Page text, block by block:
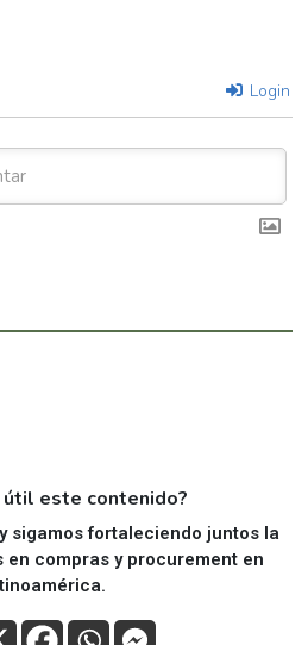
Login
útil este contenido?
sigamos fortaleciendo juntos la
en compras y procurement en